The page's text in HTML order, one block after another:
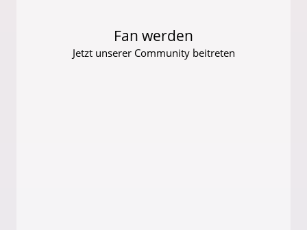
Fan werden
Jetzt unserer Community beitreten